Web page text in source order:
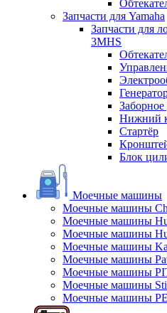
Запчасти для Yamaha
Запчасти для
3MHS
Заборное
Нижний
Стартёр
Блок
Моечные машины
Моечные машины
Моечные машины
Моечные машины
Моечные машины
Моечные машины
Моечные машины
Моечные машины
Моечные машины